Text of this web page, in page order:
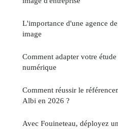
L'importance d'une agence
image
Comment adapter votre
numérique
Comment réussir le
Albi en 2026 ?
Avec Fouineteau, déployez